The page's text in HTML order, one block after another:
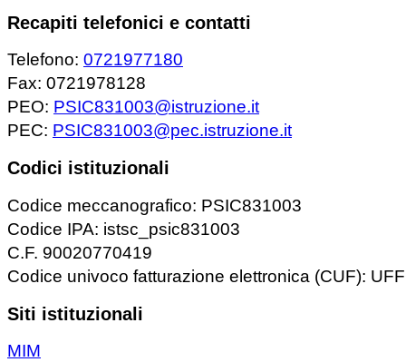
Recapiti telefonici e contatti
Telefono: 0721977180
Fax: 0721978128
PEO: PSIC831003@istruzione.it
PEC: PSIC831003@pec.istruzione.it
Codici istituzionali
Codice meccanografico: PSIC831003
Codice IPA: istsc_psic831003
C.F. 90020770419
Codice univoco fatturazione elettronica (CUF):
Siti istituzionali
MIM